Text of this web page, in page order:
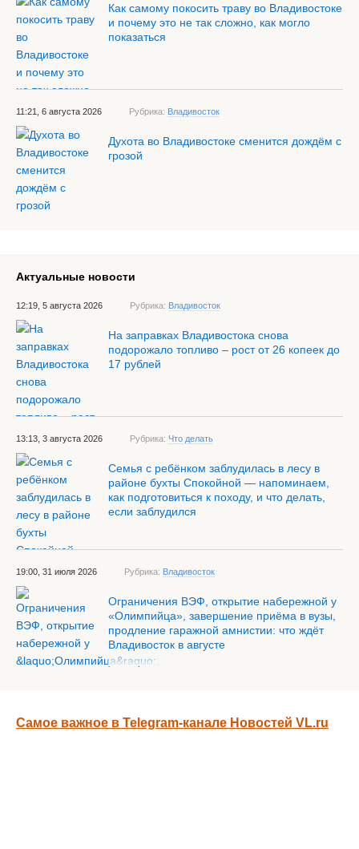
Как самому покосить траву во Владивостоке
и почему это не так сложно, как могло
показаться
11:21, 6 августа 2026 Рубрика: Владивосток
Духота во Владивостоке сменится дождём с
грозой
Актуальные новости
12:19, 5 августа 2026 Рубрика: Владивосток
На заправках Владивостока снова
подорожало топливо – рост от 26 копеек до
17 рублей
13:13, 3 августа 2026 Рубрика: Что делать
Семья с ребёнком заблудилась в лесу в
районе бухты Спокойной — напоминаем,
как подготовиться к походу, и что делать,
если заблудился
19:00, 31 июля 2026 Рубрика: Владивосток
Ограничения ВЭФ, открытие набережной у
«Олимпийца», завершение приёма в вузы,
продление гаражной амнистии: что ждёт
Владивосток в августе
Самое важное в Telegram-канале Новостей VL.ru